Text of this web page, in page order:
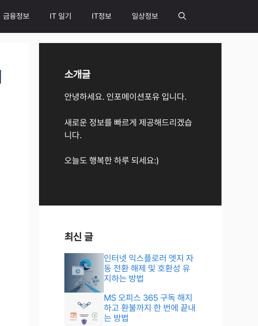
금융정보 IT 일기 IT정보 일상정보
소개글
안녕하세요. 인포메이션포유 입니다.
새로운 정보를 빠르게 제공해드리겠습
니다.
오늘도 행복한 하루 되세요:)
최신 글
인터넷 익스플로러 엣지 자
동 전환 해제 및 호환성 유
지하는 방법
MS 오피스 365 구독 해지
하고 환불까지 한 번에 끝내
는 방법